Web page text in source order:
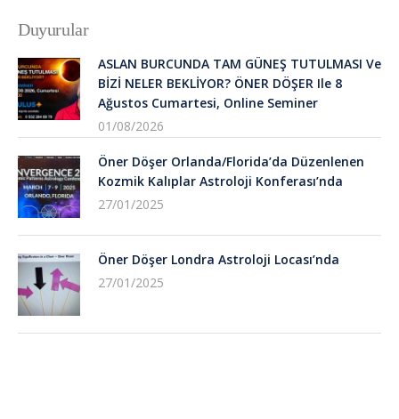
Duyurular
ASLAN BURCUNDA TAM GÜNEŞ TUTULMASI Ve
BİZİ NELER BEKLİYOR? ÖNER DÖŞER Ile 8
Ağustos Cumartesi, Online Seminer
01/08/2026
Öner Döşer Orlanda/Florida’da Düzenlenen
Kozmik Kalıplar Astroloji Konferası’nda
27/01/2025
Öner Döşer Londra Astroloji Locası’nda
27/01/2025